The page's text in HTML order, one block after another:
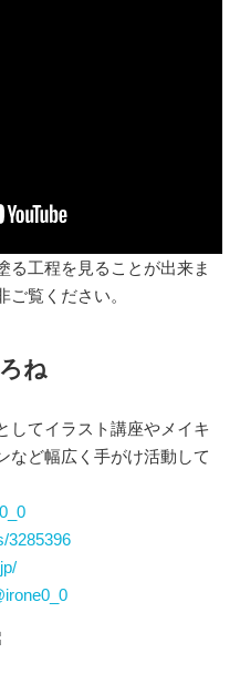
る工程を見ることが出来ま
覧ください。
ね
してイラスト講座やメイキ
など幅広く手がけ活動して
3285396